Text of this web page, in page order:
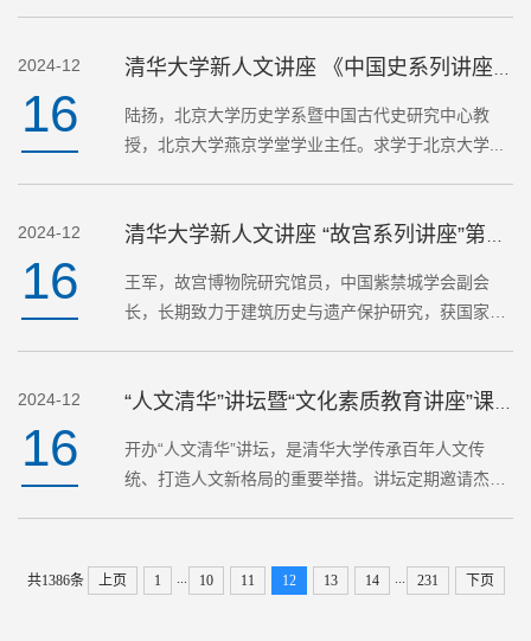
2024-12
16
陆扬，北京大学历史学系暨中国古代史研究中心教
授，北京大学燕京学堂学业主任。求学于北京大学...
2024-12
16
王军，故宫博物院研究馆员，中国紫禁城学会副会
长，长期致力于建筑历史与遗产保护研究，获国家图
2024-12
16
开办“人文清华”讲坛，是清华大学传承百年人文传
统、打造人文新格局的重要举措。讲坛定期邀请杰出
共1386条 上页 1 ... 10 11 12 13 14 ... 231 下页